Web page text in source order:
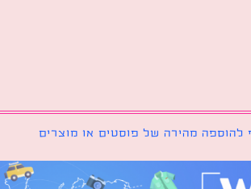
מהירה של פוסטים או מוצרים